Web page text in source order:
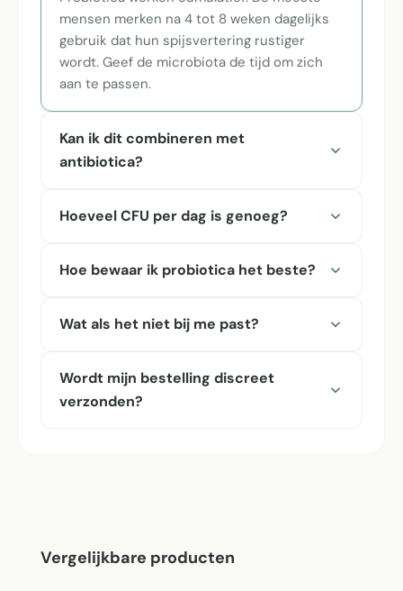
mensen merken na 4 tot 8 weken dagelijks
gebruik dat hun spijsvertering rustiger
wordt. Geef de microbiota de tijd om zich
aan te passen.
Kan ik dit combineren met
antibiotica?
Hoeveel CFU per dag is genoeg?
Hoe bewaar ik probiotica het beste?
Wat als het niet bij me past?
Wordt mijn bestelling discreet
verzonden?
Productgalerij overslaan
Vergelijkbare producten